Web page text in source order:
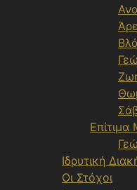
Επίτιμα
Ιδρυτική
Οι Στόχοι